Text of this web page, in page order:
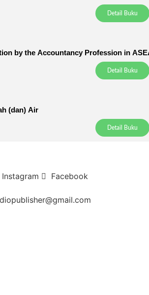
Detail Buku
by the Accountancy Profession in
Detail Buku
(dan) Air
Detail Buku
Instagram Facebook